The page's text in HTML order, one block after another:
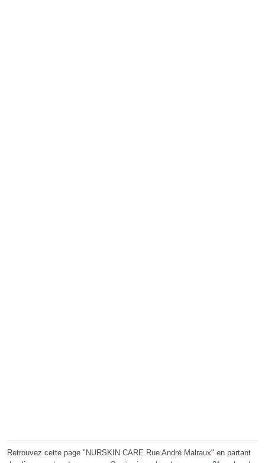
Retrouvez cette page "NURSKIN CARE Rue André Malraux" en partant